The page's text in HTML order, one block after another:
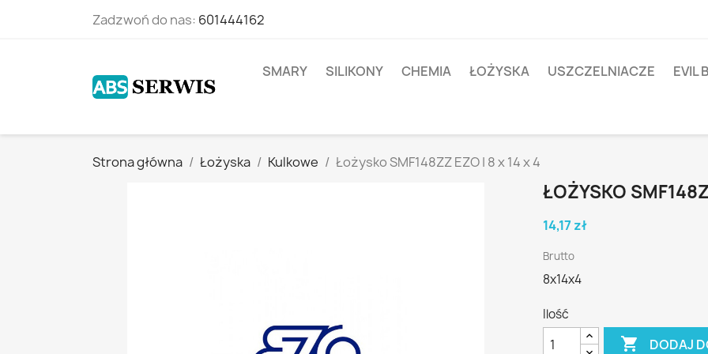
Zadzwoń do nas: 601444162
SMARY SILIKONY CHEMIA ŁOŻYSKA USZCZELNIACZE EVIL
Strona główna Łożyska Kulkowe Łożysko SMF148ZZ EZO | 8 x 14 x 4
ŁOŻYSKO
14,17 zł
Brutto
8x14x4
Ilość
 DODAJ